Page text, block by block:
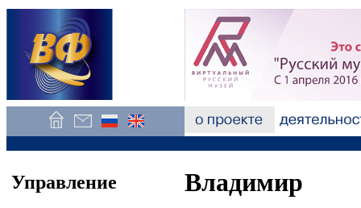
Управление Владимир